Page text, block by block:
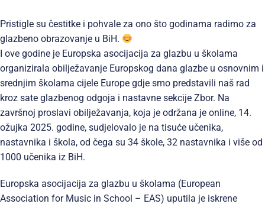
Pristigle su čestitke i pohvale za ono što godinama radimo za
glazbeno obrazovanje u BiH.
I ove godine je Europska asocijacija za glazbu u školama
organizirala obilježavanje Europskog dana glazbe u osnovnim i
srednjim školama cijele Europe gdje smo predstavili naš rad
kroz sate glazbenog odgoja i nastavne sekcije Zbor. Na
završnoj proslavi obilježavanja, koja je održana je online, 14.
ožujka 2025. godine, sudjelovalo je na tisuće učenika,
nastavnika i škola, od čega su 34 škole, 32 nastavnika i više od
1000 učenika iz BiH.
Europska asocijacija za glazbu u školama (European
Association for Music in School – EAS) uputila je iskrene